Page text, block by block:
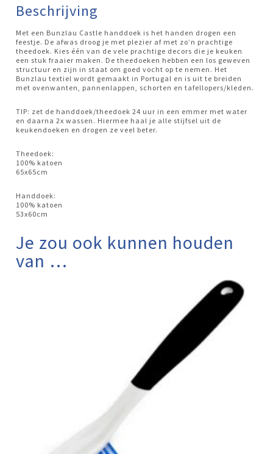
Beschrijving
Met een Bunzlau Castle handdoek is het handen drogen een
feestje. De afwas droog je met plezier af met zo’n prachtige
theedoek. Kies één van de vele prachtige decors die je keuken
een stuk fraaier maken. De theedoeken hebben een los geweven
structuur en zijn in staat om goed vocht op te nemen. Het
Bunzlau textiel wordt gemaakt in Portugal en is uit te breiden
met ovenwanten, pannenlappen, schorten en tafellopers/kleden.
TIP: zet de handdoek/theedoek 24 uur in een emmer met water
en daarna 2x wassen. Hiermee haal je alle stijfsel uit de
keukendoeken en drogen ze veel beter.
Theedoek:
100% katoen
65x65cm
Handdoek:
100% katoen
53x60cm
Je zou ook kunnen houden
van …